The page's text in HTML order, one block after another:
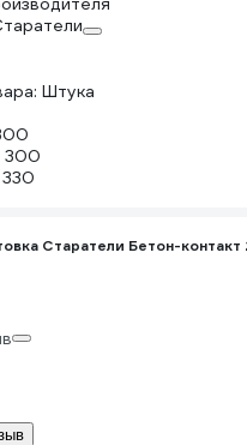
Штука
300
Старатели Бетон-